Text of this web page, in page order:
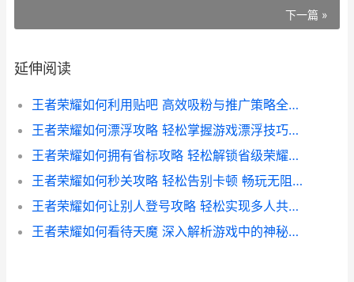
下一篇 »
延伸阅读
王者荣耀如何利用贴吧 高效吸粉与推广策略全解析
王者荣耀如何漂浮攻略 轻松掌握游戏漂浮技巧全解析
王者荣耀如何拥有省标攻略 轻松解锁省级荣耀称号全解析
王者荣耀如何秒关攻略 轻松告别卡顿 畅玩无阻技巧解析
王者荣耀如何让别人登号攻略 轻松实现多人共享账号的实用技巧
王者荣耀如何看待天魔 深入解析游戏中的神秘力量与角色定位